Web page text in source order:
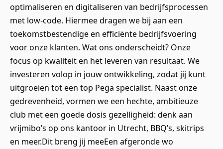
optimaliseren en digitaliseren van bedrijfsprocessen
met low-code. Hiermee dragen we bij aan een
toekomstbestendige en efficiënte bedrijfsvoering
voor onze klanten. Wat ons onderscheidt? Onze
focus op kwaliteit en het leveren van resultaat. We
investeren volop in jouw ontwikkeling, zodat jij kunt
uitgroeien tot een top Pega specialist. Naast onze
gedrevenheid, vormen we een hechte, ambitieuze
club met een goede dosis gezelligheid: denk aan
vrijmibo’s op ons kantoor in Utrecht, BBQ’s, skitrips
en meer.Dit breng jij meeEen afgeronde wo